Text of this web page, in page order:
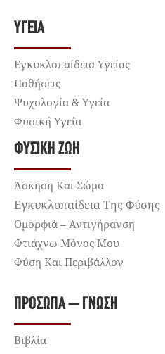
ΥΓΕΊΑ
Εγκυκλοπαίδεια Υγείας
Παθήσεις
Ψυχολογία & Υγεία
Φυσική Υγεία
ΦΥΣΙΚΉ ΖΩΉ
Άσκηση Και Σώμα
Εγκυκλοπαίδεια Της Φύσης
Ομορφιά – Αντιγήρανση
Φτιάχνω Μόνος Μου
Φύση Και Περιβάλλον
ΠΡΌΣΩΠΑ – ΓΝΏΣΗ
Βιβλία